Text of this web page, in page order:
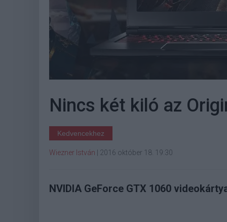
Nincs két kiló az
Kedvencekhez
Wiezner István 2016 október 18. 19:30
NVIDIA GeForce GTX 1060